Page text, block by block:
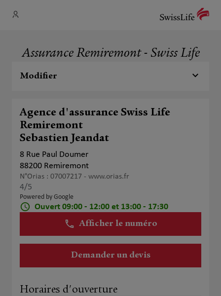
Assurance Remiremont - Swiss Life
Modifier
Agence d'assurance Swiss Life
Remiremont
Sebastien Jeandat
8 Rue Paul Doumer
88200 Remiremont
N°Orias : 07007217 - www.orias.fr
4/5
Powered by Google
Ouvert 09:00 - 12:00 et 13:00 - 17:30
Afficher le numéro
Demander un devis
Horaires d'ouverture